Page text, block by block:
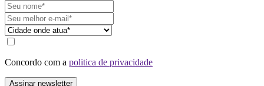
Concordo com a politica de privacidade